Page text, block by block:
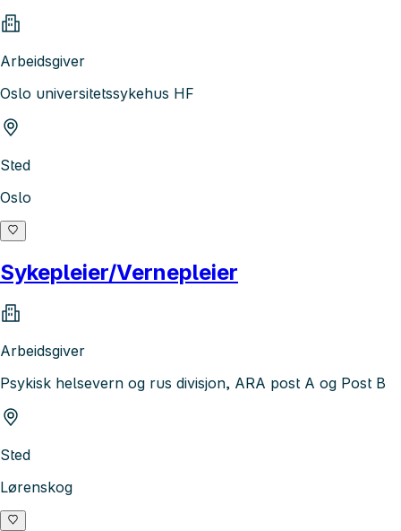
Arbeidsgiver
Oslo universitetssykehus HF
Sted
Oslo
Sykepleier/Vernepleier
Arbeidsgiver
Psykisk helsevern og rus divisjon, ARA post A og Post B
Sted
Lørenskog